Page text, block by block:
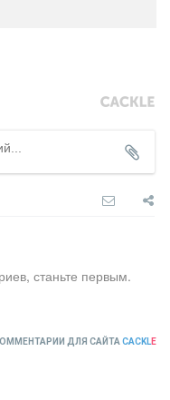
станьте первым.
ДЛЯ САЙТА CACKLE